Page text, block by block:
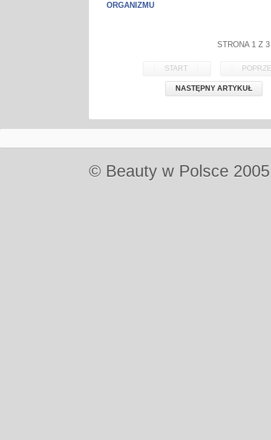
ORGANIZMU
STRONA 1 Z 3
START
NASTĘPNY ARTYKUŁ
© Beauty w Polsce